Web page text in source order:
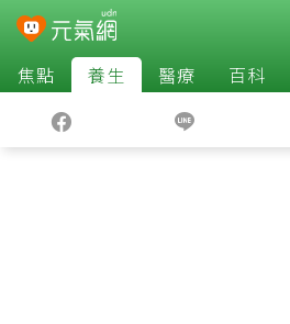
焦點 養生 醫療 百科